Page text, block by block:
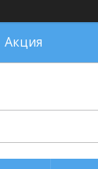
Акция